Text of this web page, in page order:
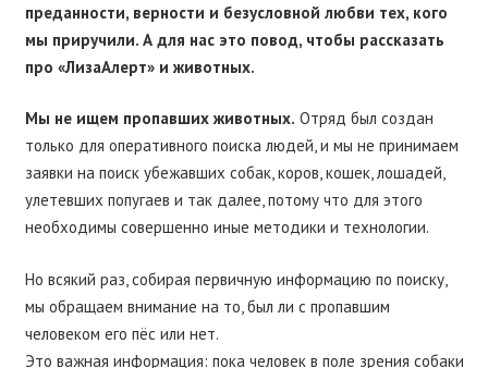
преданности, верности и безусловной любви тех, кого
мы приручили. А для нас это повод, чтобы рассказать
про «ЛизаАлерт» и животных.
Мы не ищем пропавших животных. Отряд был создан
только для оперативного поиска людей, и мы не принимаем
заявки на поиск убежавших собак, коров, кошек, лошадей,
улетевших попугаев и так далее, потому что для этого
необходимы совершенно иные методики и технологии.
Но всякий раз, собирая первичную информацию по поиску,
мы обращаем внимание на то, был ли с пропавшим
человеком его пёс или нет.
Это важная информация: пока человек в поле зрения собаки